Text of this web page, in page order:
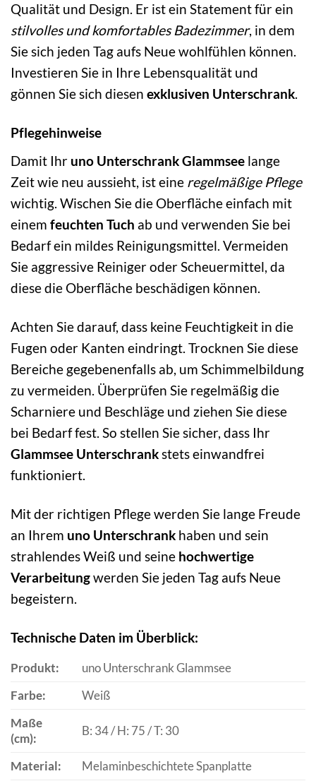
Qualität und Design. Er ist ein Statement für ein
stilvolles und komfortables Badezimmer, in dem
Sie sich jeden Tag aufs Neue wohlfühlen können.
Investieren Sie in Ihre Lebensqualität und
gönnen Sie sich diesen exklusiven Unterschrank.
Pflegehinweise
Damit Ihr uno Unterschrank Glammsee lange
Zeit wie neu aussieht, ist eine regelmäßige Pflege
wichtig. Wischen Sie die Oberfläche einfach mit
einem feuchten Tuch ab und verwenden Sie bei
Bedarf ein mildes Reinigungsmittel. Vermeiden
Sie aggressive Reiniger oder Scheuermittel, da
diese die Oberfläche beschädigen können.
Achten Sie darauf, dass keine Feuchtigkeit in die
Fugen oder Kanten eindringt. Trocknen Sie diese
Bereiche gegebenenfalls ab, um Schimmelbildung
zu vermeiden. Überprüfen Sie regelmäßig die
Scharniere und Beschläge und ziehen Sie diese
bei Bedarf fest. So stellen Sie sicher, dass Ihr
Glammsee Unterschrankstets einwandfrei
funktioniert.
Mit der richtigen Pflege werden Sie lange Freude
an Ihrem uno Unterschrank haben und sein
strahlendes Weiß und seine hochwertige
Verarbeitungwerden Sie jeden Tag aufs Neue
begeistern.
Technische Daten im Überblick:
Produkt:
uno Unterschrank Glammsee
Farbe:
Weiß
Maße
(cm):
B: 34 / H: 75 / T: 30
Material: Melaminbeschichtete Spanplatte